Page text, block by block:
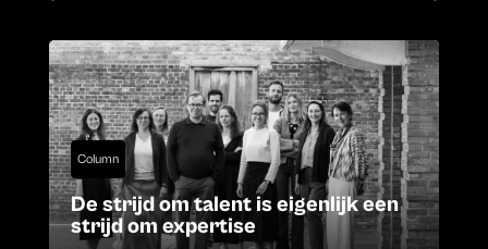
Column
De strijd om talent is eigenlijk een
strijd om expertise